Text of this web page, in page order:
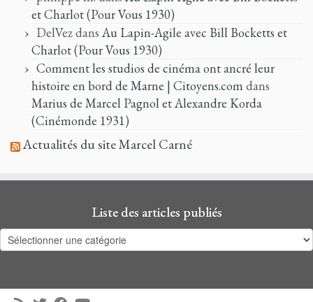
et Charlot (Pour Vous 1930)
DelVezdans Au Lapin-Agile avec Bill Bocketts et
Charlot (Pour Vous 1930)
Comment les studios de cinéma ont ancré leur
histoire en bord de Marne | Citoyens.comdans
Marius de Marcel Pagnol et Alexandre Korda
(Cinémonde 1931)
Actualités du site Marcel Carné
Liste des articles publiés
Liste
des